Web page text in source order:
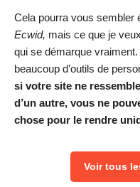
Cela pourra vous sembler
Ecwid, mais ce que je
qui se démarque vraiment.
beaucoup d’outils de
si votre site ne
d’un autre, vous ne
chose pour le rendre
Voir tous